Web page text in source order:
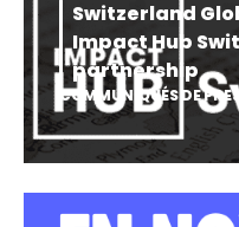
Switzerland
Impact Hub
partnership
COMMUNIQUÉS DE